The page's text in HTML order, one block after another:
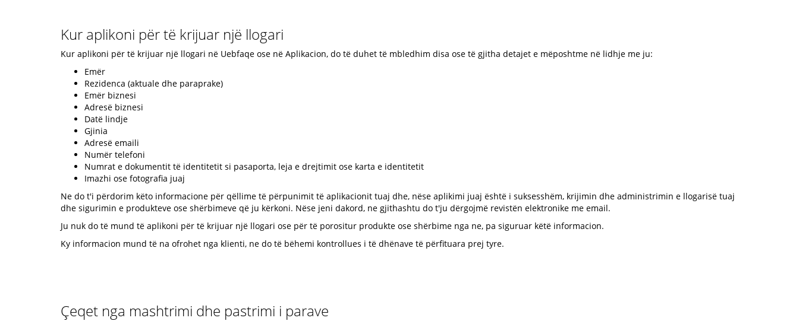
Kur aplikoni për të krijuar një llogari
Kur aplikoni për të krijuar një llogari në Uebfaqe ose në Aplikacion, do të duhet të mbledhim disa ose të gjitha detajet e mëposhtme në lidhje me ju:
Emër
Rezidenca (aktuale dhe paraprake)
Emër biznesi
Adresë biznesi
Datë lindje
Gjinia
Adresë emaili
Numër telefoni
Numrat e dokumentit të identitetit si pasaporta, leja e drejtimit ose karta e identitetit
Imazhi ose fotografia juaj
Ne do t'i përdorim këto informacione për qëllime të përpunimit të aplikacionit tuaj dhe, nëse aplikimi juaj është i suksesshëm, krijimin dhe administrimin e llogarisë tuaj
dhe sigurimin e produkteve ose shërbimeve që ju kërkoni. Nëse jeni dakord, ne gjithashtu do t'ju dërgojmë revistën elektronike me email.
Ju nuk do të mund të aplikoni për të krijuar një llogari ose për të porositur produkte ose shërbime nga ne, pa siguruar këtë informacion.
Ky informacion mund të na ofrohet nga klienti, ne do të bëhemi kontrollues i të dhënave të përfituara prej tyre.
Çeqet nga mashtrimi dhe pastrimi i parave